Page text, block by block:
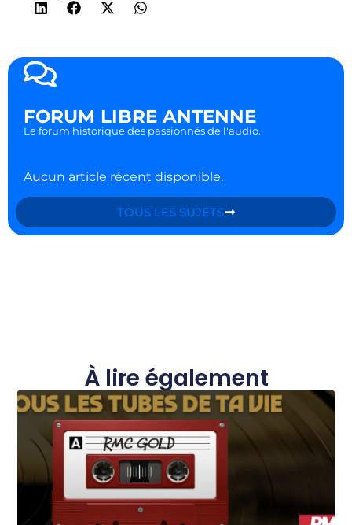
FORUM LIBRE ANTENNE
Le forum historique des passionnés de l'audio.
Aucun article récent disponible.
TOUS LES SUJETS
À lire également